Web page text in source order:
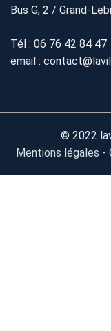
Bus G, 2 / Grand-
Tél : 06 76 42 84 47
email :
© 2022
Mentions légales -